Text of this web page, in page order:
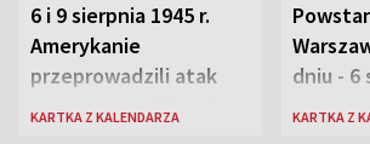
6 i 9 sierpnia 1945 r.
Amerykanie
przeprowadzili atak
atomowy na Hiroszimę
KARTKA Z KALENDARZA
dniu - 6
KARTKA Z